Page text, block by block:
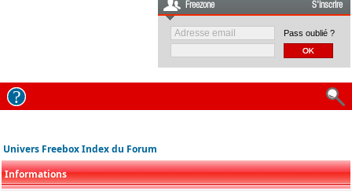
Freezone S'inscrire
Pass oublié ?
Univers Freebox Index du Forum
Informations